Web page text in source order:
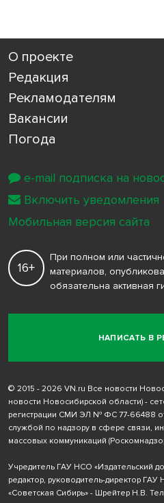
О проекте
Редакция
Рекламодателям
Вакансии
Погода
НАПИСАТЬ В
16+
При полном или
материалов,
обязательна активная
© 2015 - 2026 VN.ru Все новости
новости Новосибирской области) -
регистрации СМИ ЭЛ № ФС 77-66488
службой по надзору в сфере связи,
массовых коммуникаций
Учредитель ГАУ НСО «Издательский
редактор, руководитель-директор
«Советская Сибирь» - Шрейтер Н.В.
e-mail подписка на
Включить уведомления
Мобильная версия сайта